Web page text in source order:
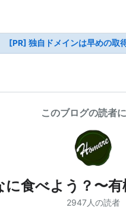
[PR] 独自ドメインは早めの取
このブログの読者
に食べよう？〜
2947人の読者